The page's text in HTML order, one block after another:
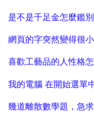
2025-07-29
2025-07-29
2025-07-29
2025-07-29
2025-07-29